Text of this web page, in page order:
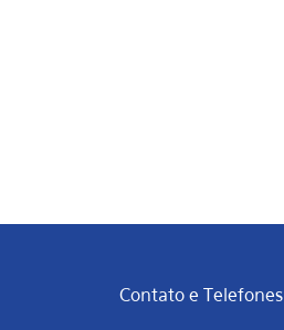
Contato e Telefones